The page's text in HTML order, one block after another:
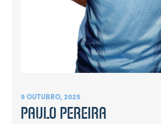
9 OUTUBRO, 2025
PAULO PEREIRA